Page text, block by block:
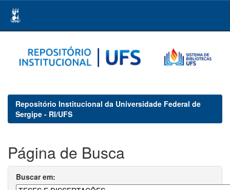
navigation
Repositório Institucional da Universidade Federal de
Sergipe - RI/UFS
Página de Busca
Buscar em: